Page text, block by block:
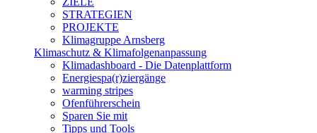
STRATEGIEN
PROJEKTE
Klimagruppe Arnsberg
Klimaschutz & Klimafolgenanpassung
Klimadashboard - Die Datenplattform
Energiespa(r)ziergänge
warming stripes
Ofenführerschein
Sparen Sie mit
Tipps und Tools